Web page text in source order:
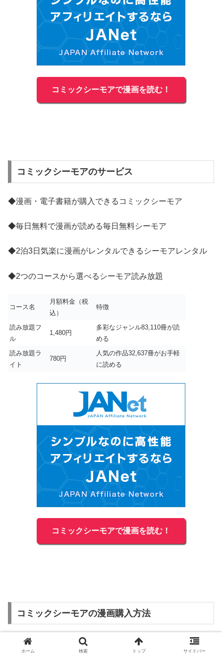
コミックシーモアで漫画を読む！
コミックシーモアのサービス
◆漫画・電子書籍が購入できるコミックシーモア
◆毎日無料で漫画が読める毎日無料シーモア
◆2泊3日気楽に漫画がレンタルできるシーモアレンタル
◆2つのコースから選べるシーモア読み放題
コース名
月額料金（税
込）
特徴
読み放題フ
ル
1,480円
多彩なジャンル83,110冊が読
める
読み放題ラ
イト
780円
人気の作品32,637冊がお手軽
に読める
コミックシーモアで漫画を読む！
コミックシーモアの漫画購入方法
コミックシーモアではクレジットカードなどを使って作品
ホーム 検索 トップ サイドバー